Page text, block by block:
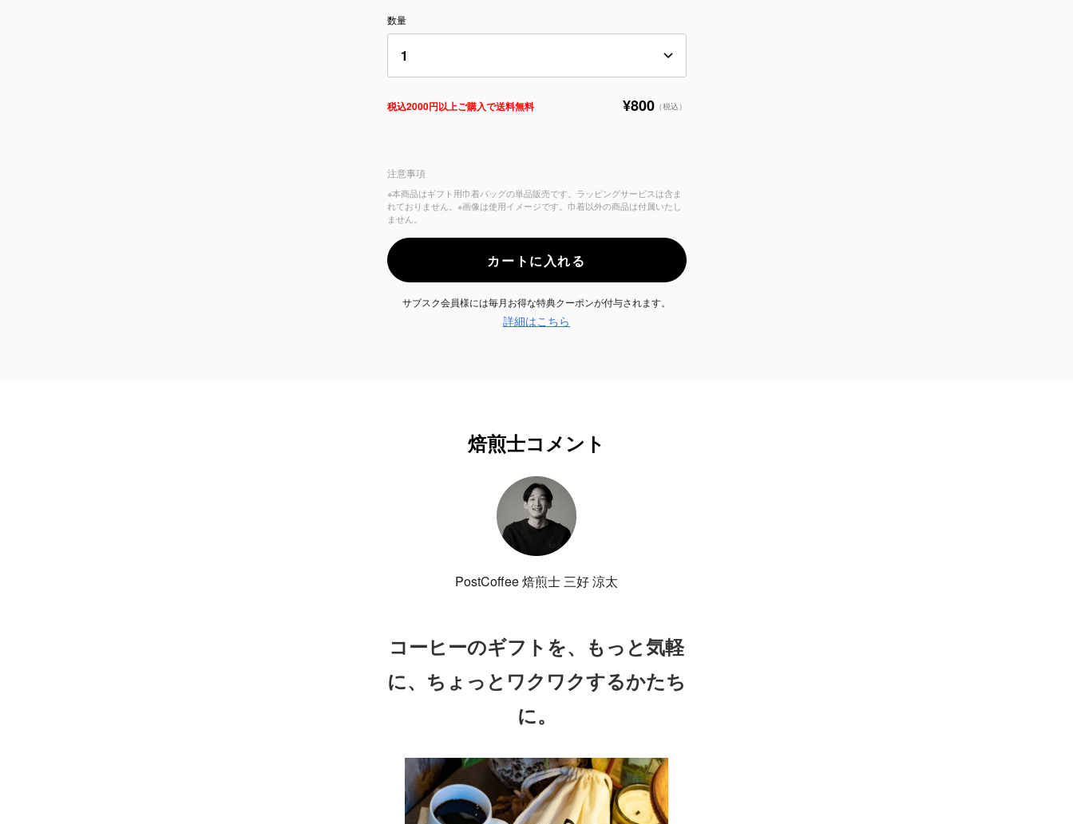
数量
税込2000円以上ご購入で送料無料 ¥800（税込）
注意事項
※本商品はギフト用巾着バッグの単品販売です。ラッピングサービスは含ま
れておりません。※画像は使用イメージです。巾着以外の商品は付属いたし
ません。
カートに入れる
サブスク会員様には毎月お得な特典クーポンが付与されます。
詳細はこちら
焙煎士コメント
PostCoffee 焙煎士 三好 涼太
コーヒーのギフトを、もっと気軽
に、ちょっとワクワクするかたち
に。